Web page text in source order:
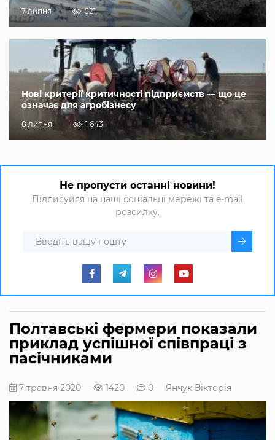
7 липня 521
Нові критерії критичності підприємств — що це
означає для агробізнесу
8 липня 1 643
Не пропусти останні новини!
Підписуйся на наші соціальні мережі та e-mail
розсилку.
Полтавські фермери показали
приклад успішної співпраці з
пасічниками
7 травня 2020 1420 0 Янчук Вікторія